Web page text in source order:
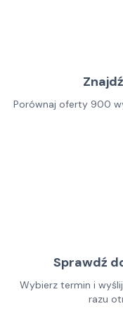
Porównaj oferty 900
Sprawdź
Wybierz termin i
razu